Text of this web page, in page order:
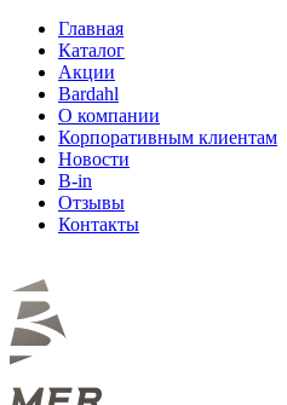
Главная
Каталог
Акции
Bardahl
О компании
Корпоративным клиентам
Новости
B-in
Отзывы
Контакты